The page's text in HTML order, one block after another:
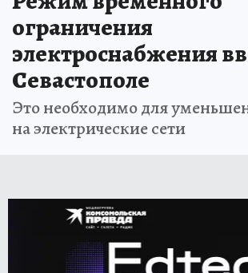
ограничения
электроснабжения
Севастополе
Это необходимо для
на электрические сети